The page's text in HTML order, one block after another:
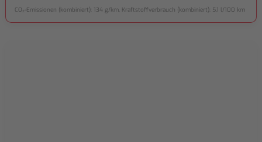
CO₂-Emissionen (kombiniert): 134 g/km, Kraftstoffverbrauch (kombiniert): 5,1 l/100 km